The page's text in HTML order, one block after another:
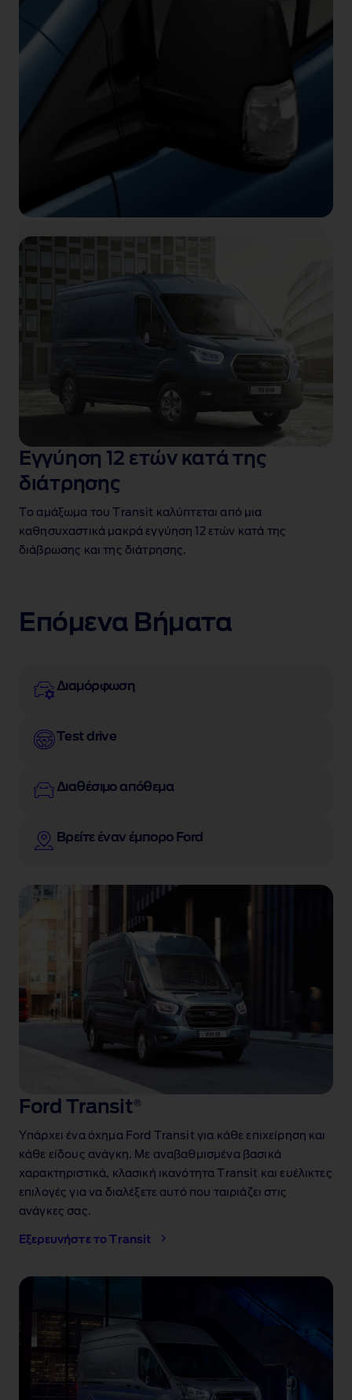
Το Ford Transit είναι διαθέσιμο προαιρετικά με
αερόσακους οροφής, οδηγού, συνοδηγού και
πλευρικούς αερόσακους.
Εγγύηση 12 ετών κατά της
διάτρησης
Το αμάξωμα του Transit καλύπτεται από μια
καθησυχαστικά μακρά εγγύηση 12 ετών κατά της
διάβρωσης και της διάτρησης.
Επόμενα Βήματα
Διαμόρφωση
Test drive
Διαθέσιμο απόθεμα
Βρείτε έναν έμπορο Ford
Ford Transit®
Υπάρχει ένα όχημα Ford Transit για κάθε επιχείρηση και
κάθε είδους ανάγκη. Με αναβαθμισμένα βασικά
χαρακτηριστικά, κλασική ικανότητα Transit και ευέλικτες
επιλογές για να διαλέξετε αυτό που ταιριάζει στις
ανάγκες σας.
Εξερευνήστε το Transit